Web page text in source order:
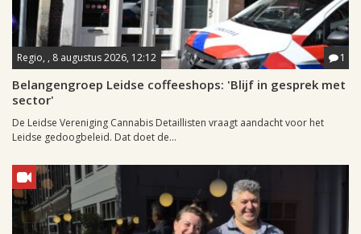
Regio, , 8 augustus 2026, 12:12 1
Belangengroep Leidse coffeeshops: 'Blijf in gesprek met
sector'
De Leidse Vereniging Cannabis Detaillisten vraagt aandacht voor het
Leidse gedoogbeleid. Dat doet de...